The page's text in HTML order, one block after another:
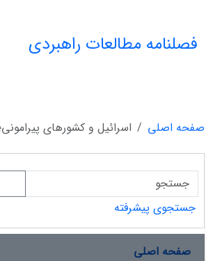
فصلنامه مطالعات راهبردی
صفحه اصلی اسرائیل و کشورهای
جستجوی پیشرفته
صفحه اصلی